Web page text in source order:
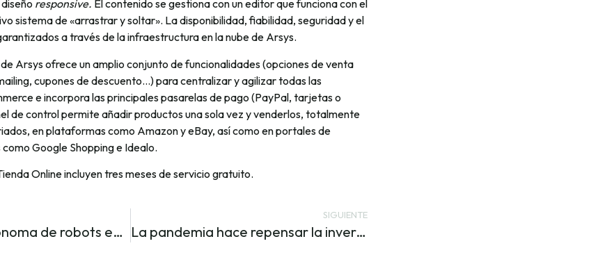
responsive. El contenido se gestiona con un editor que funciona con el
sistema de «arrastrar y soltar». La disponibilidad, fiabilidad, seguridad y el
a través de la infraestructura en la nube de Arsys.
de Arsys ofrece un amplio conjunto de funcionalidades (opciones de venta
cupones de descuento…) para centralizar y agilizar todas las
e incorpora las principales pasarelas de pago (PayPal, tarjetas o
de control permite añadir productos una sola vez y venderlos, totalmente
en plataformas como Amazon y eBay, así como en portales de
Google Shopping e Idealo.
Online incluyen tres meses de servicio gratuito.
Navegación autónoma de robots en entornos complejos y dinámicos
SIGUIENTE
La pandemia hace repensar la inversión en herramientas antifraude en las empresas